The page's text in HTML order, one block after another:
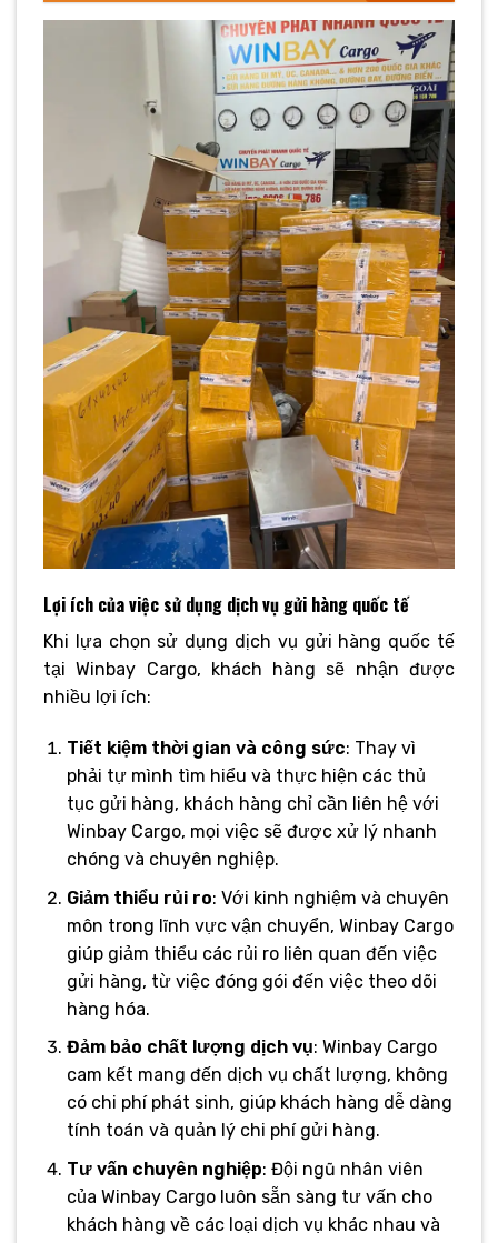
Lợi ích của việc sử dụng dịch vụ gửi hàng quốc tế
Khi lựa chọn sử dụng dịch vụ gửi hàng quốc tế
tại Winbay Cargo, khách hàng sẽ nhận được
nhiều lợi ích:
Tiết kiệm thời gian và công sức: Thay vì
phải tự mình tìm hiểu và thực hiện các thủ
tục gửi hàng, khách hàng chỉ cần liên hệ với
Winbay Cargo, mọi việc sẽ được xử lý nhanh
chóng và chuyên nghiệp.
Giảm thiểu rủi ro: Với kinh nghiệm và chuyên
môn trong lĩnh vực vận chuyển, Winbay Cargo
giúp giảm thiểu các rủi ro liên quan đến việc
gửi hàng, từ việc đóng gói đến việc theo dõi
hàng hóa.
Đảm bảo chất lượng dịch vụ: Winbay Cargo
cam kết mang đến dịch vụ chất lượng, không
có chi phí phát sinh, giúp khách hàng dễ dàng
tính toán và quản lý chi phí gửi hàng.
Tư vấn chuyên nghiệp: Đội ngũ nhân viên
của Winbay Cargo luôn sẵn sàng tư vấn cho
khách hàng về các loại dịch vụ khác nhau và